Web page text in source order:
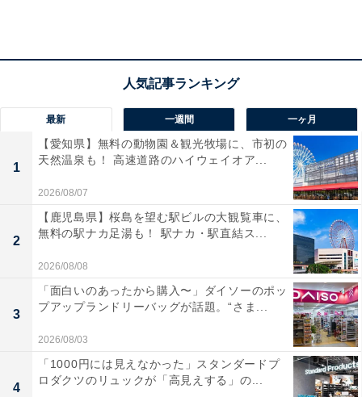
最新 一週間 一ヶ月
1
【愛知県】無料の動物園＆観光牧場に、市初の
天然温泉も！ 高速道路のハイウェイオア...
2026/08/07
2
【鹿児島県】桜島を望む駅ビルの大観覧車に、
無料の駅ナカ足湯も！ 駅ナカ・駅直結ス...
2026/08/08
3
「面白いのあったから購入〜」ダイソーのポッ
プアップランドリーバッグが話題。“さま...
2026/08/03
4
「1000円には見えなかった」スタンダードプ
ロダクツのリュックが「高見えする」の...